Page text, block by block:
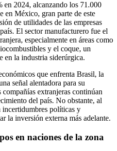
2024, alcanzando los 71.000
en México, gran parte de este
de utilidades de las empresas
El sector manufacturero fue el
especialmente en áreas como
y el coque, un
en la industria siderúrgica.
que enfrenta Brasil, la
señal alentadora para su
extranjeras continúan
del país. No obstante, al
políticas y
la inversión externa más adelante.
en naciones de la zona